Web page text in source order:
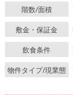
階数/面積
敷金・保証金
飲食条件
物件タイプ/現業態